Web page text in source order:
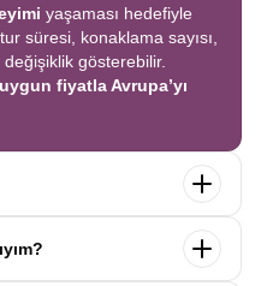
yaşaması hedefiyle
süresi, konaklama sayısı,
gösterebilir.
fiyatla Avrupa’yı
tek seferde birçok
yok, tüm geziler fiyata